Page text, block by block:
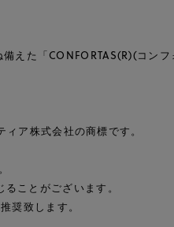
えた「CONFORTAS(R)(コンフ
ア株式会社の商標です。
ことがございます。
奨致します。